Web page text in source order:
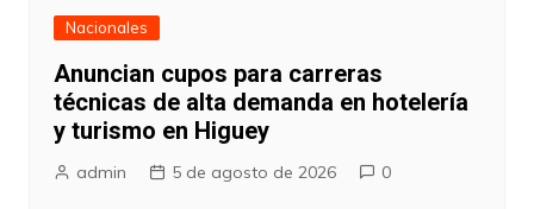
Nacionales
Anuncian cupos para carreras
técnicas de alta demanda en hotelería
y turismo en Higuey
admin 5 de agosto de 2026 0